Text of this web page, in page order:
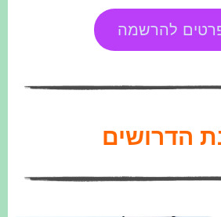
להרשמה
הדרושים